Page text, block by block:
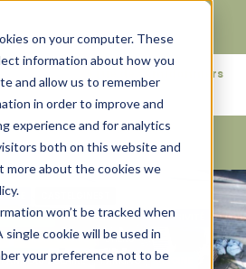
on your computer. These
information about how you
and allow us to remember
in order to improve and
experience and for analytics
both on this website and
more about the cookies we
won’t be tracked when
cookie will be used in
your preference not to be
76 rue des Amidonniers
DÉPENDANCES
EXCLUSIVITÉ
JARDIN 800M2
L'HERS
PANNEAU SOLAIRE PARKING
PISCINE